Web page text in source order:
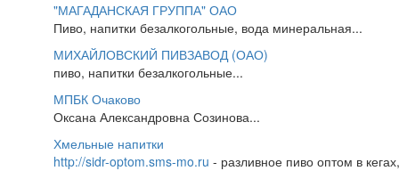
"МАГАДАНСКАЯ ГРУППА" ОАО
Пиво, напитки безалкогольные, вода минеральная...
МИХАЙЛОВСКИЙ ПИВЗАВОД (ОАО)
пиво, напитки безалкогольные...
МПБК Очаково
Оксана Александровна Созинова...
Хмельные напитки
http://sidr-optom.sms-mo.ru - разливное пиво оптом в